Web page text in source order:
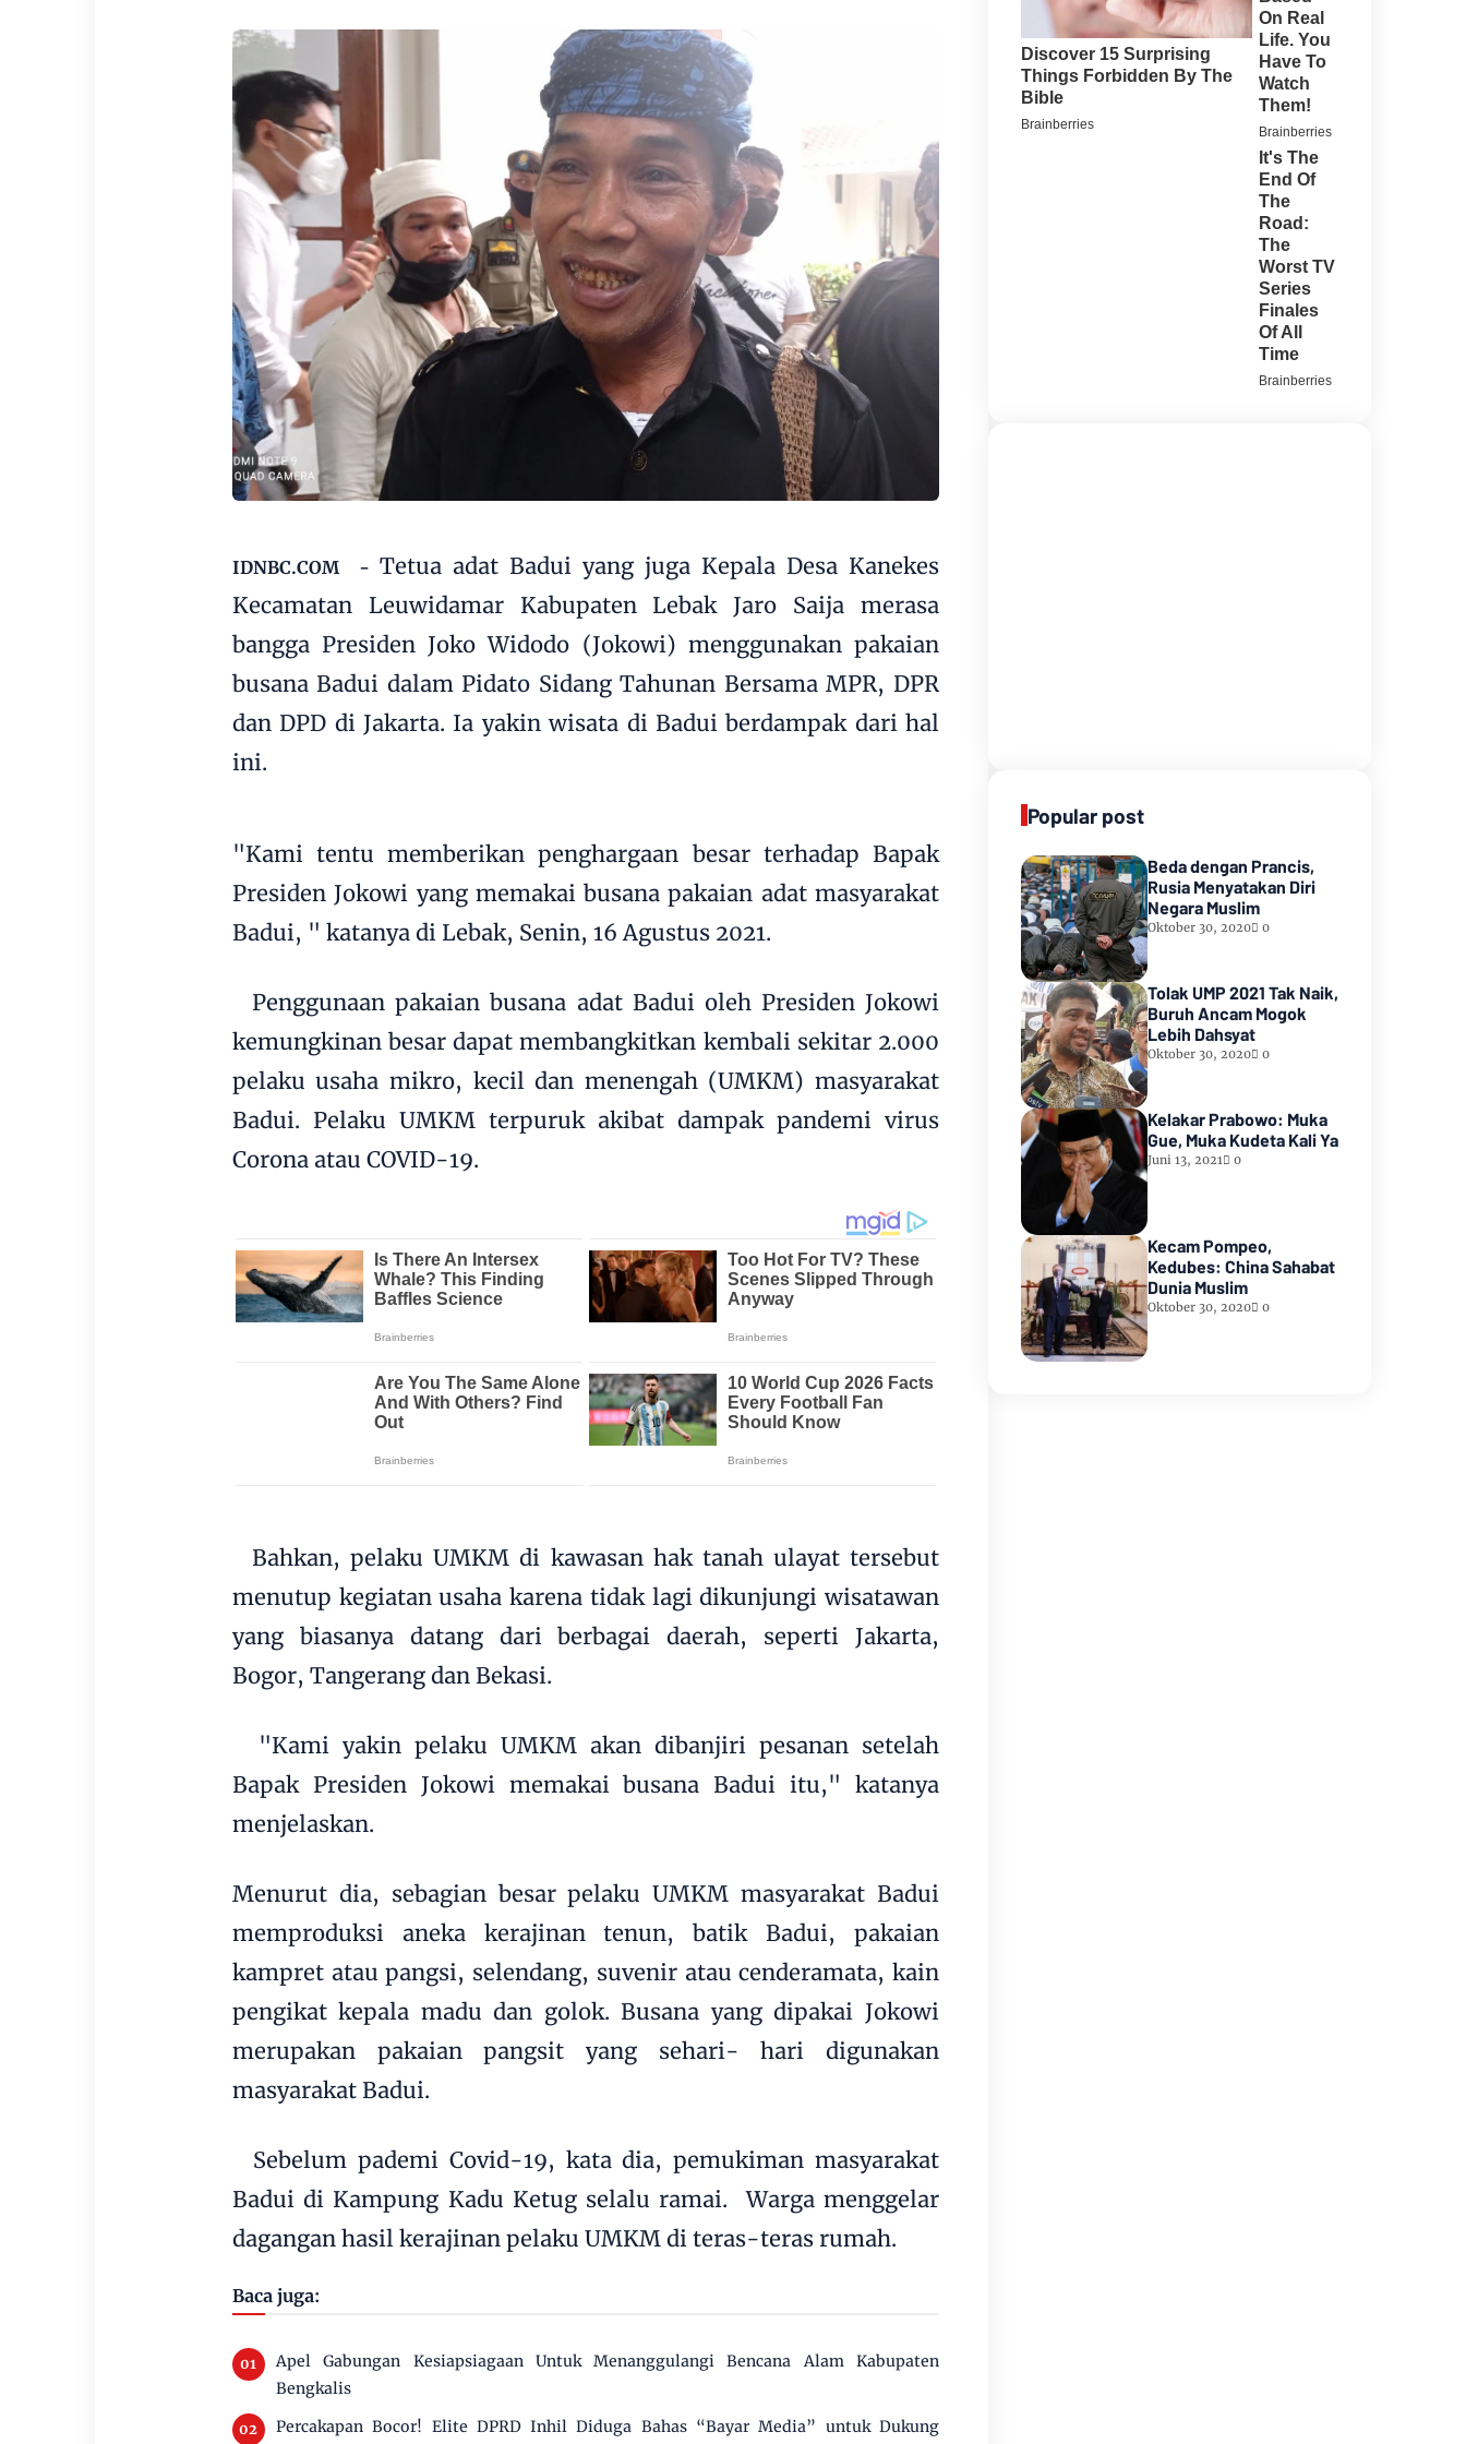
IDNBC.COM - Tetua adat Badui yang juga Kepala Desa Kanekes
Kecamatan Leuwidamar Kabupaten Lebak Jaro Saija merasa
bangga Presiden Joko Widodo (Jokowi) menggunakan pakaian
busana Badui dalam Pidato Sidang Tahunan Bersama MPR, DPR
dan DPD di Jakarta. Ia yakin wisata di Badui berdampak dari hal
ini.
"Kami tentu memberikan penghargaan besar terhadap Bapak
Presiden Jokowi yang memakai busana pakaian adat masyarakat
Badui, " katanya di Lebak, Senin, 16 Agustus 2021.
Penggunaan pakaian busana adat Badui oleh Presiden Jokowi
kemungkinan besar dapat membangkitkan kembali sekitar 2.000
pelaku usaha mikro, kecil dan menengah (UMKM) masyarakat
Badui. Pelaku UMKM terpuruk akibat dampak pandemi virus
Corona atau COVID-19.
Bahkan, pelaku UMKM di kawasan hak tanah ulayat tersebut
menutup kegiatan usaha karena tidak lagi dikunjungi wisatawan
yang biasanya datang dari berbagai daerah, seperti Jakarta,
Bogor, Tangerang dan Bekasi.
"Kami yakin pelaku UMKM akan dibanjiri pesanan setelah
Bapak Presiden Jokowi memakai busana Badui itu," katanya
menjelaskan.
Menurut dia, sebagian besar pelaku UMKM masyarakat Badui
memproduksi aneka kerajinan tenun, batik Badui, pakaian
kampret atau pangsi, selendang, suvenir atau cenderamata, kain
pengikat kepala madu dan golok. Busana yang dipakai Jokowi
merupakan pakaian pangsit yang sehari- hari digunakan
masyarakat Badui.
Sebelum pademi Covid-19, kata dia, pemukiman masyarakat
Badui di Kampung Kadu Ketug selalu ramai. Warga menggelar
dagangan hasil kerajinan pelaku UMKM di teras-teras rumah.
Baca juga:
Apel Gabungan Kesiapsiagaan Untuk Menanggulangi Bencana Alam Kabupaten
Bengkalis
Percakapan Bocor! Elite DPRD Inhil Diduga Bahas “Bayar Media” untuk Dukung
Popular post
Beda dengan Prancis,
Rusia Menyatakan Diri
Negara Muslim
Oktober 30, 2020 0
Tolak UMP 2021 Tak Naik,
Buruh Ancam Mogok
Lebih Dahsyat
Oktober 30, 2020 0
Kelakar Prabowo: Muka
Gue, Muka Kudeta Kali Ya
Juni 13, 2021 0
Kecam Pompeo,
Kedubes: China Sahabat
Dunia Muslim
Oktober 30, 2020 0